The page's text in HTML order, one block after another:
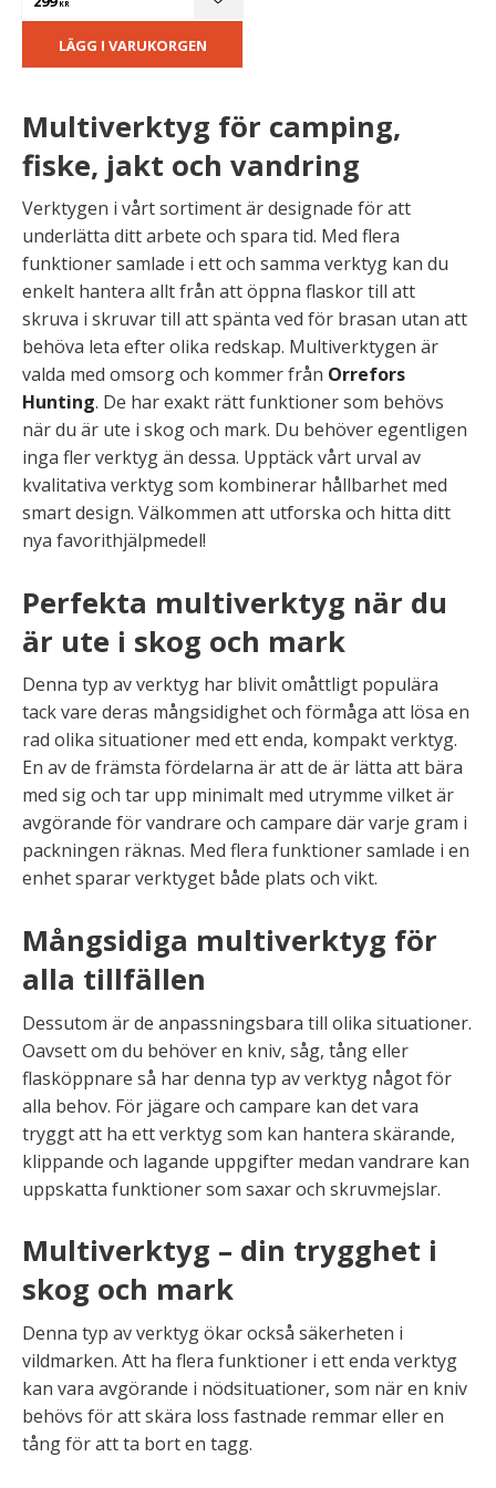
KR Lägg till i favoriter
LÄGG I VARUKORGEN
Multiverktyg för camping,
fiske, jakt och vandring
Verktygen i vårt sortiment är designade för att
underlätta ditt arbete och spara tid. Med flera
funktioner samlade i ett och samma verktyg kan du
enkelt hantera allt från att öppna flaskor till att
skruva i skruvar till att spänta ved för brasan utan att
behöva leta efter olika redskap. Multiverktygen är
valda med omsorg och kommer från Orrefors
Hunting. De har exakt rätt funktioner som behövs
när du är ute i skog och mark. Du behöver egentligen
inga fler verktyg än dessa. Upptäck vårt urval av
kvalitativa verktyg som kombinerar hållbarhet med
smart design. Välkommen att utforska och hitta ditt
nya favorithjälpmedel!
Perfekta multiverktyg när du
är ute i skog och mark
Denna typ av verktyg har blivit omåttligt populära
tack vare deras mångsidighet och förmåga att lösa en
rad olika situationer med ett enda, kompakt verktyg.
En av de främsta fördelarna är att de är lätta att bära
med sig och tar upp minimalt med utrymme vilket är
avgörande för vandrare och campare där varje gram i
packningen räknas. Med flera funktioner samlade i en
enhet sparar verktyget både plats och vikt.
Mångsidiga multiverktyg för
alla tillfällen
Dessutom är de anpassningsbara till olika situationer.
Oavsett om du behöver en kniv, såg, tång eller
flasköppnare så har denna typ av verktyg något för
alla behov. För jägare och campare kan det vara
tryggt att ha ett verktyg som kan hantera skärande,
klippande och lagande uppgifter medan vandrare kan
uppskatta funktioner som saxar och skruvmejslar.
Multiverktyg – din trygghet i
skog och mark
Denna typ av verktyg ökar också säkerheten i
vildmarken. Att ha flera funktioner i ett enda verktyg
kan vara avgörande i nödsituationer, som när en kniv
behövs för att skära loss fastnade remmar eller en
tång för att ta bort en tagg.